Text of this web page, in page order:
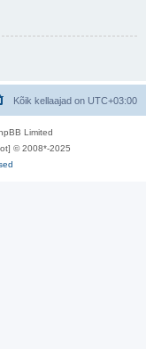
Kõik kellaajad on UTC+03:00
Limited
© 2008*-2025